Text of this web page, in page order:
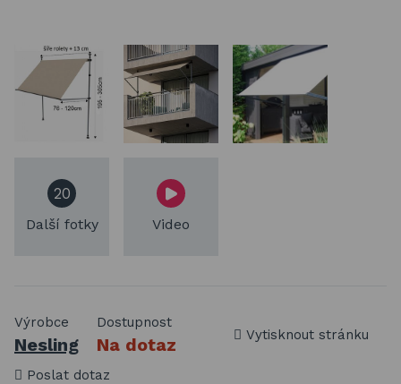
20
Další fotky Video
Výrobce
Nesling
Dostupnost
Na dotaz Vytisknout stránku
Poslat dotaz